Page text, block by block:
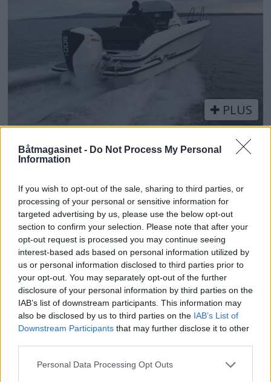
Båtmagasinet - Do Not Process My Personal
Information
If you wish to opt-out of the sale, sharing to third parties, or
processing of your personal or sensitive information for
targeted advertising by us, please use the below opt-out
section to confirm your selection. Please note that after your
opt-out request is processed you may continue seeing
interest-based ads based on personal information utilized by
us or personal information disclosed to third parties prior to
your opt-out. You may separately opt-out of the further
disclosure of your personal information by third parties on the
IAB’s list of downstream participants. This information may
also be disclosed by us to third parties on the IAB’s List of
Downstream Participants that may further disclose it to other
Personal Data Processing Opt Outs
PLUS
TEST: Honda BF200 –
Topp 10: Disse båtene fikk